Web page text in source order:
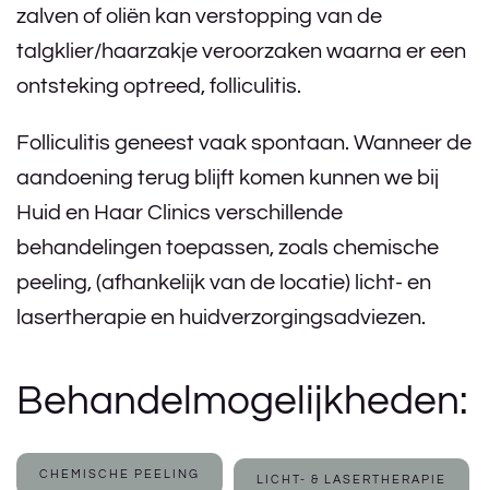
zalven of oliën kan verstopping van de
talgklier/haarzakje veroorzaken waarna er een
ontsteking optreed, folliculitis.
Folliculitis geneest vaak spontaan. Wanneer de
aandoening terug blijft komen kunnen we bij
Huid en Haar Clinics verschillende
behandelingen toepassen, zoals chemische
peeling, (afhankelijk van de locatie) licht- en
lasertherapie en huidverzorgingsadviezen.
Behandelmogelijkheden:
CHEMISCHE PEELING LICHT- & LASERTHERAPIE